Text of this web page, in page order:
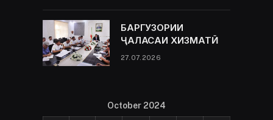
БАРГУЗОРИИ
ҶАЛАСАИ ХИЗМАТӢ
27.07.2026
October 2024